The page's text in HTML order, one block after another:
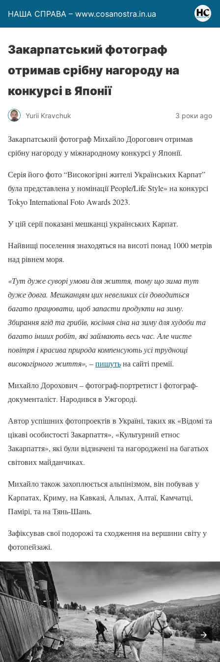
НАША СПРАВА – www.cosanostra.in.ua
Закарпатський фотограф
отримав срібну нагороду на
конкурсі в Японії
Yurii Kravchuk 3 роки ago
Закарпатський фотограф Михайло Дорогович отримав
срібну нагороду у міжнародному конкурсі у Японії.
Серія його фото “Високогірні жителі Українських Карпат”
була представлена у номінації People/Life Style» на конкурсі
Tokyo International Foto Awards 2023.
У цій серії показані мешканці українських Карпат.
Найвищі поселення знаходяться на висоті понад 1000 метрів
над рівнем моря.
«Тут дуже суворі умови для життя, тому що зима тут
дуже довга. Мешканцям цих невеликих сіл доводиться
багато працювати, щоб запасти продукти на зиму.
Збирання ягід та грибів, косіння сіна на зиму для худоби та
багато інших робіт, які займають весь час. Але чисте
повітря і красива природа компенсують усі труднощі
високогірного життя», –пишутьна сайті премії.
Михайло Дорохович – фотограф-портретист і фотограф-
документаліст. Народився в Ужгороді.
Автор успішних фотопроектів в Україні, таких як «Відомі та
цікаві особистості Закарпаття», «Культурний етнос
Закарпаття», які були відзначені та нагороджені на багатьох
світових майданчиках.
Михайло також захоплюється альпінізмом, він побував у
Карпатах, Криму, на Кавказі, Альпах, Алтаї, Камчатці,
Памірі, та на Тянь-Шань.
Зафіксував свої подорожі та сходження на вершини світу у
фотопейзажі.